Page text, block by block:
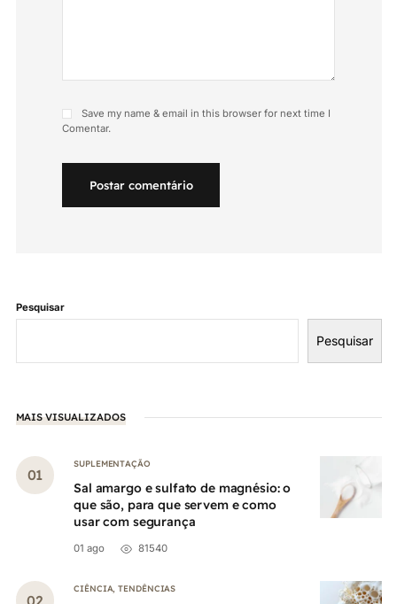
Save my name & email in this browser for next time I
Comentar.
Postar comentário
Pesquisar
Pesquisar
MAIS VISUALIZADOS
SUPLEMENTAÇÃO
Sal amargo e sulfato de magnésio: o
que são, para que servem e como
usar com segurança
01 ago 81540
CIÊNCIA ,TENDÊNCIAS